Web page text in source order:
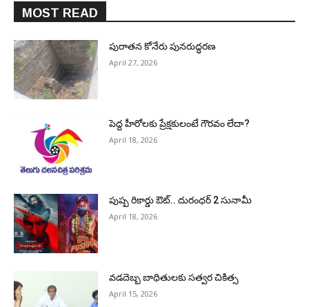
MOST READ
పురాత‌న కోనేరు పున‌రుద్ధ‌ర‌ణ
April 27, 2026
పెద్ద హీరోల‌కు ప్రేక్ష‌కులంటే గౌర‌వం లేదా?
April 18, 2026
పుష్ప రికార్డు ఔట్‌.. దురంధ‌ర్ 2 సునామీ
April 18, 2026
వడదెబ్బ బాధితులకు సత్వర చికిత్స
April 15, 2026